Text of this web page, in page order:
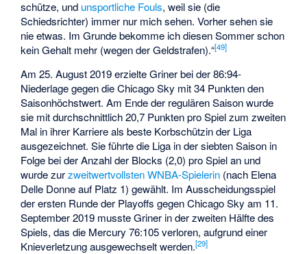
schütze, und unsportliche Fouls, weil sie (die
Schiedsrichter) immer nur mich sehen. Vorher sehen sie
nie etwas. Im Grunde bekomme ich diesen Sommer schon
kein Gehalt mehr (wegen der Geldstrafen).“[49]
Am 25. August 2019 erzielte Griner bei der 86:94-
Niederlage gegen die Chicago Sky mit 34 Punkten den
Saisonhöchstwert. Am Ende der regulären Saison wurde
sie mit durchschnittlich 20,7 Punkten pro Spiel zum zweiten
Mal in ihrer Karriere als beste Korbschützin der Liga
ausgezeichnet. Sie führte die Liga in der siebten Saison in
Folge bei der Anzahl der Blocks (2,0) pro Spiel an und
wurde zurzweitwertvollsten WNBA-Spielerin (nach Elena
Delle Donne auf Platz 1) gewählt. Im Ausscheidungsspiel
der ersten Runde der Playoffs gegen Chicago Sky am 11.
September 2019 musste Griner in der zweiten Hälfte des
Spiels, das die Mercury 76:105 verloren, aufgrund einer
Knieverletzung ausgewechselt werden.[29]